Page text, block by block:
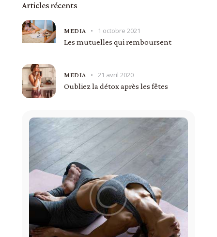
Articles récents
MEDIA 1 octobre 2021
Les mutuelles qui remboursent
MEDIA 21 avril 2020
Oubliez la détox après les fêtes